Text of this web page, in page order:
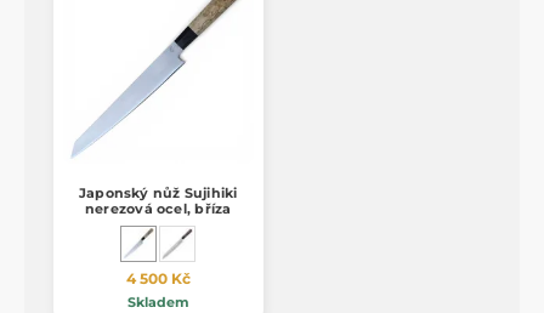
Japonský nůž Sujihiki
nerezová ocel, bříza
4 500 Kč
Skladem